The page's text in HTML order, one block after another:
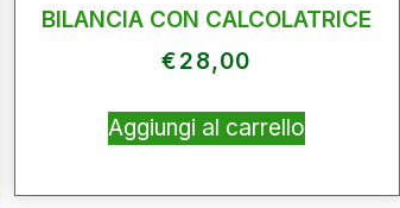
BILANCIA CON CALCOLATRICE
€28,00
Aggiungi al carrello